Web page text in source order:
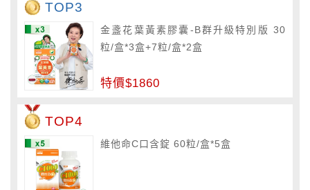
TOP3
金盞花葉黃素膠囊-B群升級特別版 30
粒/盒*3盒+7粒/盒*2盒
特價$1860
TOP4
維他命C口含錠 60粒/盒*5盒